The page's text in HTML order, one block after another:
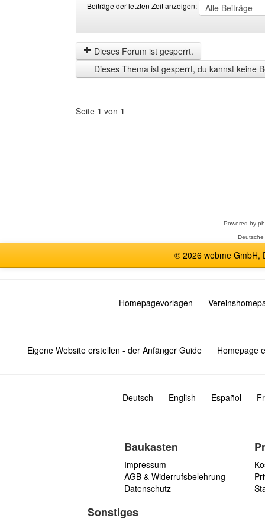
Beiträge der letzten Zeit anzeigen:
der
letzten
Zeit
anzeigen
by
Dieses Forum ist gesperrt.
Dieses Thema ist gesperrt, du kannst keine
Seite 1 von 1
Powered by
© 2026 webme GmbH,
Homepagevorlagen
Eigene Website erstellen - der Anfänger Guide Homepage
Deutsch English Español
Baukasten
Impressum
AGB & Widerrufsbelehrung
Datenschutz
Sonstiges